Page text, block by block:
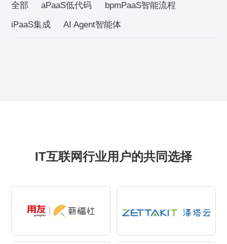
全部 aPaaS低代码
bpmPaaS智能流程
iPaaS集成
AI Agent智能体
IT互联网行业用户的共同选择